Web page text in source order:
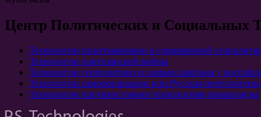
Центр Политических и Социальных
Технологии политэкономии в современной
Технологии партизанской войны
Технологии геополитики и разрыв шаблона у
Технологии самореализации или Русская
Технологии противостояния технологиям пропаганды